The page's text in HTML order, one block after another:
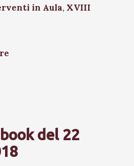
in Aula, XVIII
del 22